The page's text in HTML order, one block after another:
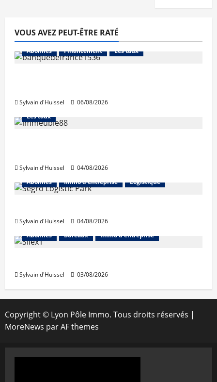
VOUS AVEZ PEUT-ÊTRE RATÉ
Abonnés Financement Les taux
Sylvain d'Huissel 06/08/2026
Abonnés Financement
Les taux
Sylvain d'Huissel
04/08/2026
Abonnés
Immo d'entreprise Logistique
Sylvain d'Huissel
04/08/2026
Abonnés
Bureaux Immo d'entreprise
Sylvain d'Huissel 03/08/2026
Copyright © Lyon Pôle Immo. Tous droits réservés |
MoreNews par AF themes